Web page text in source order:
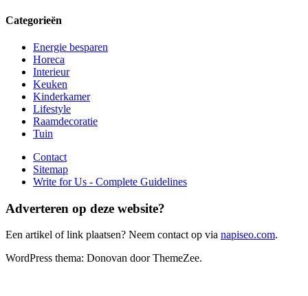
Categorieën
Energie besparen
Horeca
Interieur
Keuken
Kinderkamer
Lifestyle
Raamdecoratie
Tuin
Contact
Sitemap
Write for Us - Complete Guidelines
Adverteren op deze website?
Een artikel of link plaatsen? Neem contact op via napiseo.com.
WordPress thema: Donovan door ThemeZee.